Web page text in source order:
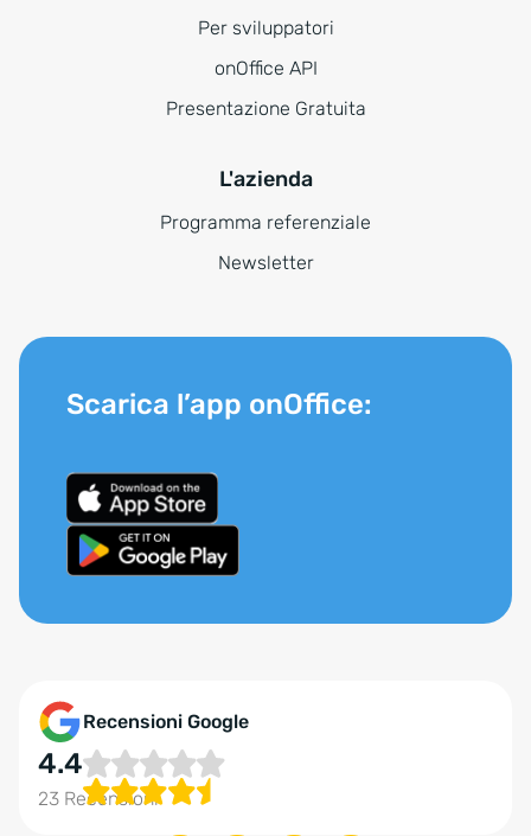
Per sviluppatori
onOffice API
Presentazione Gratuita
L'azienda
Programma referenziale
Newsletter
Recensioni Google
4.4
23 Recensioni
Scarica l’app onOffice: